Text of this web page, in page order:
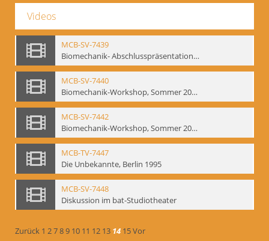
Videos
MCB-SV-7439
Biomechanik- Abschlusspräsentation des Workshops Sommer 2001
MCB-SV-7440
Biomechanik-Workshop, Sommer 2002
MCB-SV-7442
Biomechanik-Workshop, Sommer 2003
MCB-TV-7447
Die Unbekannte, Berlin 1995
MCB-SV-7448
Diskussion im bat-Studiotheater
Zurück 1 2789 10 11 12 13 14 15Vor